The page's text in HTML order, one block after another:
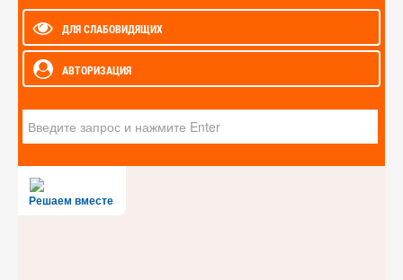
ДЛЯ СЛАБОВИДЯЩИХ
АВТОРИЗАЦИЯ
Решаем вместе